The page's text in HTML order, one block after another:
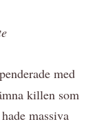
med
killen som
massiva